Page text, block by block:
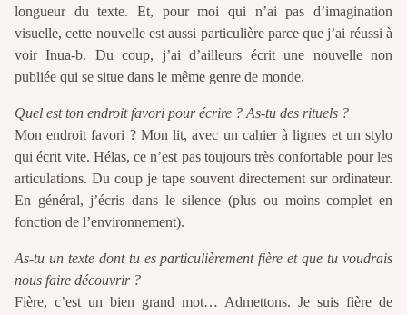
longueur du texte. Et, pour moi qui n’ai pas d’imagination
visuelle, cette nouvelle est aussi particulière parce que j’ai réussi à
voir Inua-b. Du coup, j’ai d’ailleurs écrit une nouvelle non
publiée qui se situe dans le même genre de monde.
Quel est ton endroit favori pour écrire ? As-tu des rituels ?
Mon endroit favori ? Mon lit, avec un cahier à lignes et un stylo
qui écrit vite. Hélas, ce n’est pas toujours très confortable pour les
articulations. Du coup je tape souvent directement sur ordinateur.
En général, j’écris dans le silence (plus ou moins complet en
fonction de l’environnement).
As-tu un texte dont tu es particulièrement fière et que tu voudrais
nous faire découvrir ?
Fière, c’est un bien grand mot… Admettons. Je suis fière de